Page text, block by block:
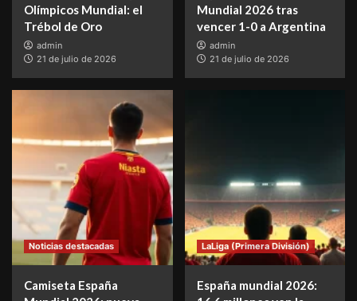
Olímpicos Mundial: el
Trébol de Oro
admin
21 de julio de 2026
Mundial 2026 tras
vencer 1-0 a Argentina
admin
21 de julio de 2026
Noticias destacadas
Camiseta España
LaLiga (Primera División)
España mundial 2026: